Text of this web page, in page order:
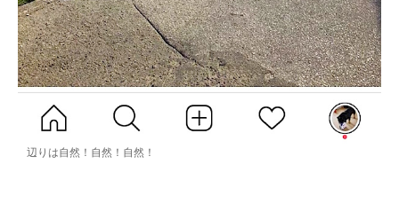
辺りは自然！自然！自然！